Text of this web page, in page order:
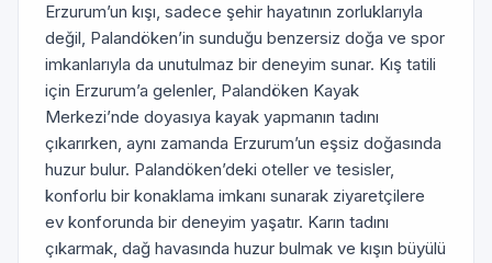
Erzurum’un kışı, sadece şehir hayatının zorluklarıyla
değil, Palandöken’in sunduğu benzersiz doğa ve spor
imkanlarıyla da unutulmaz bir deneyim sunar. Kış tatili
için Erzurum’a gelenler, Palandöken Kayak
Merkezi’nde doyasıya kayak yapmanın tadını
çıkarırken, aynı zamanda Erzurum’un eşsiz doğasında
huzur bulur. Palandöken’deki oteller ve tesisler,
konforlu bir konaklama imkanı sunarak ziyaretçilere
ev konforunda bir deneyim yaşatır. Karın tadını
çıkarmak, dağ havasında huzur bulmak ve kışın büyülü